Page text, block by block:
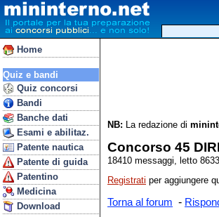
Home
Quiz e bandi
Quiz concorsi
Bandi
Banche dati
Esami e abilitaz.
Patente nautica
Patente di guida
Patentino
Medicina
Download
NB: La redazione di
Concorso 45
18410 messaggi, letto
Registrati per aggiungere
Torna al forum -